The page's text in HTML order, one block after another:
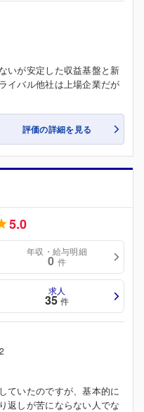
いが安定した収益基盤と新
イバル他社は上場企業だが
評価の詳細を見る
5.0
年収・給与明細
0 件
求人
35 件
ていたのですが、基本的に
返しが苦にならない人でな